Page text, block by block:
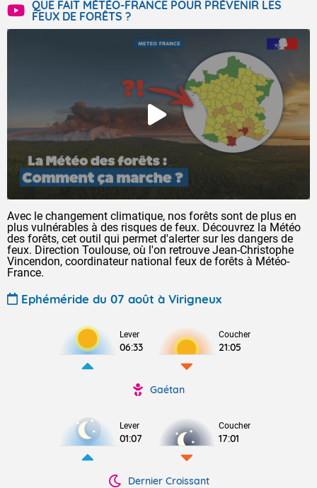
QUE FAIT MÉTÉO-FRANCE POUR PRÉVENIR LES
FEUX DE FORÊTS ?
Avec le changement climatique, nos forêts sont de plus en
plus vulnérables à des risques de feux. Découvrez la Météo
des forêts, cet outil qui permet d'alerter sur les dangers de
feux. Direction Toulouse, où l'on retrouve Jean-Christophe
Vincendon, coordinateur national feux de forêts à Météo-
France.
Ephéméride du 07 août à Virigneux
Lever
06:33
Coucher
21:05
Gaétan
Lever
01:07
Coucher
17:01
Dernier Croissant